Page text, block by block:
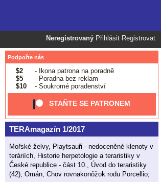
Neregistrovaný Přihlásit Registrovat
Podpořte nás
$2
- Ikona patrona na poradně
$5
- Poradna bez reklam
$10
- Soukromé poradenství
STAŇTE SE PATRONEM
TERAmagazín 1/2017
Mořské želvy, Playtsauři - nedoceněné klenoty v
teráriích, Historie herpetologie a teraristiky v
České republice - část 10., Úvod do teraristiky
(42), Omán, Chov rovnakonôžok rodu Porcellio;